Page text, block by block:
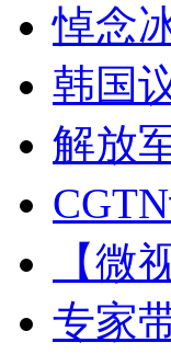
悼念
韩国
解放
【微
专家